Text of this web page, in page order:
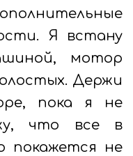
Я встану
мотор
Держи
пока я не
что все в
покажется не